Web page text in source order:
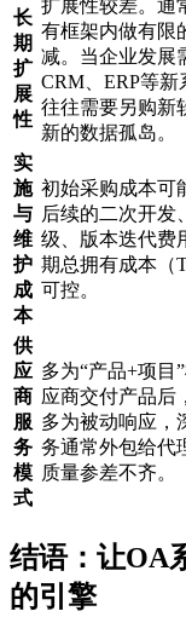
长
期
扩
展
性
扩展性较差。通
有框架内做有限
减。当企业发展
CRM、ERP等新
往往需要另购新
新的数据孤岛。
实
施
与
维
护
成
本
初始采购成本可
后续的二次开发
级、版本迭代费
期总拥有成本（
可控。
供
应
商
服
务
模
式
多为“产品+项目
应商交付产品后
多为被动响应，
务通常外包给代
质量参差不齐。
结语：让OA
的引擎